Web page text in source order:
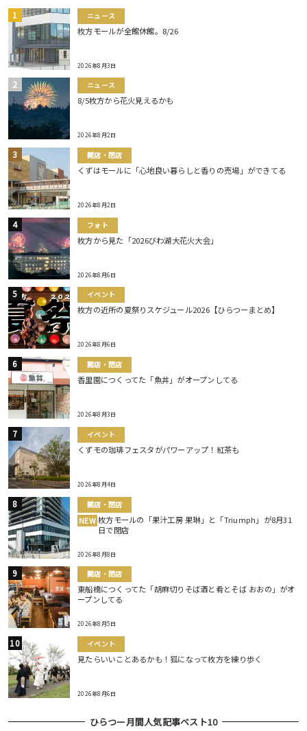
ニュース
枚方モールが全館休館。8/26
2026年8月3日
ニュース
8/5枚方から花火見えるかも
2026年8月2日
開店・閉店
くずはモールに「心地良い暮らしと香りの売場」ができてる
2026年8月2日
フォト
枚方から見た「2026びわ湖大花火大会」
2026年8月6日
イベント
枚方の近所の夏祭りスケジュール2026【ひらつーまとめ】
2026年8月6日
開店・閉店
香里園につくってた「魚丼」がオープンしてる
2026年8月3日
イベント
くずモの珈琲フェスタがパワーアップ！紅茶も
2026年8月4日
開店・閉店
NEW 枚方モールの「果汁工房 果琳」と「Triumph」が8月31
日で閉店
2026年8月8日
開店・閉店
東船橋につくってた「胡麻切りそば酒と肴とそば おおの」がオ
ープンしてる
2026年8月5日
イベント
見たらいいことあるかも！狐になって枚方を練り歩く
2026年8月6日
ひらつー月間人気記事ベスト10